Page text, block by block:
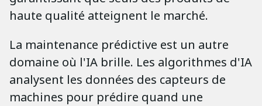
haute qualité atteignent le marché.
La maintenance prédictive est un autre
domaine où l'IA brille. Les algorithmes d'IA
analysent les données des capteurs de
machines pour prédire quand une